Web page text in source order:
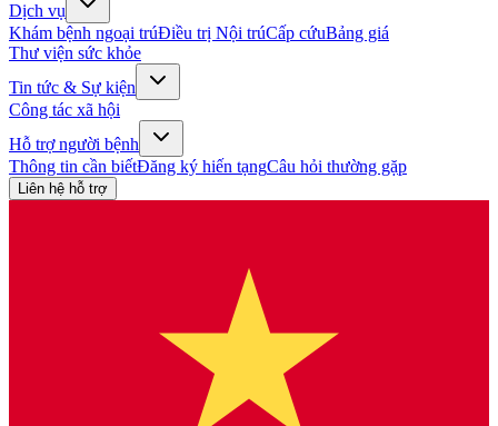
Dịch vụ
Khám bệnh ngoại trúĐiều trị Nội trúCấp cứuBảng giá
Thư viện sức khỏe
Tin tức & Sự kiện
Công tác xã hội
Hỗ trợ người bệnh
Thông tin cần biếtĐăng ký hiến tạngCâu hỏi thường gặp
Liên hệ hỗ trợ